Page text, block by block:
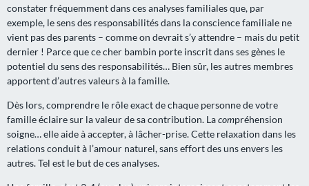
constater fréquemment dans ces analyses familiales que, par
exemple, le sens des responsabilités dans la conscience familiale ne
vient pas des parents – comme on devrait s’y attendre – mais du petit
dernier ! Parce que ce cher bambin porte inscrit dans ses gènes le
potentiel du sens des responsabilités… Bien sûr, les autres membres
apportent d’autres valeurs à la famille.
Dès lors, comprendre le rôle exact de chaque personne de votre
famille éclaire sur la valeur de sa contribution. Lacompréhension
soigne… elle aide à accepter, à lâcher-prise. Cette relaxation dans les
relations conduit à l’amour naturel, sans effort des uns envers les
autres. Tel est le but de ces analyses.